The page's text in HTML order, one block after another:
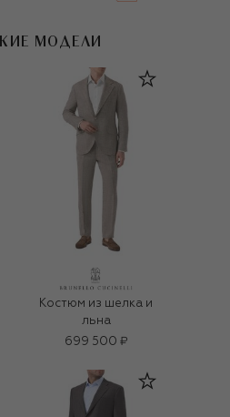
МОДЕЛИ
Костюм из шелка и
льна
699 500 ₽